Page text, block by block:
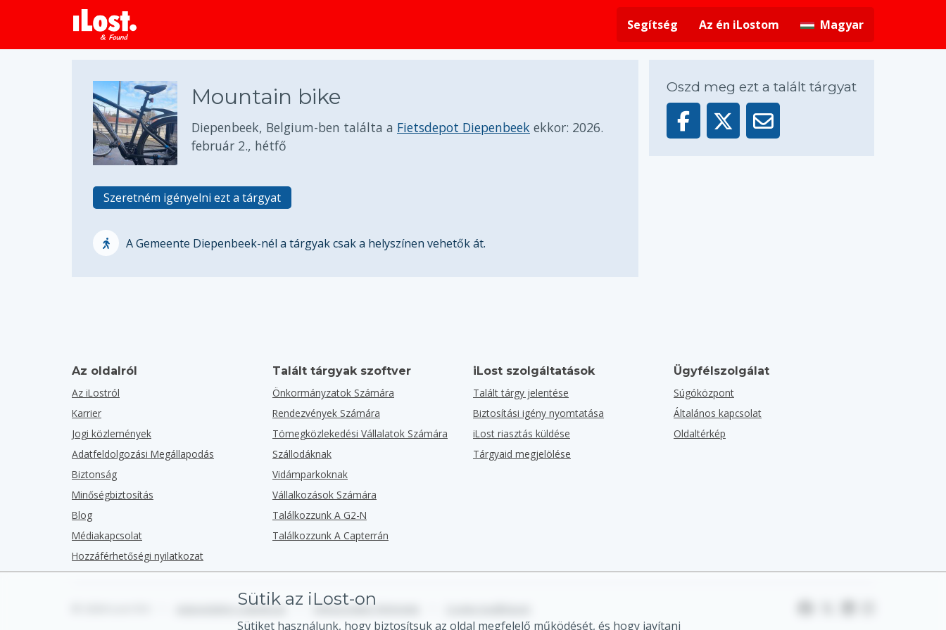
Segítség Az én iLostom Magyar
Mountain bike
Diepenbeek, Belgium-ben találta a Fietsdepot Diepenbeek ekkor: 2026.
február 2., hétfő
Szeretném igényelni ezt a tárgyat
A Gemeente Diepenbeek-nél a tárgyak csak a helyszínen vehetők át.
Oszd meg ezt a talált tárgyat
Az oldalról
Az iLostról
Karrier
Jogi közlemények
Adatfeldolgozási Megállapodás
Biztonság
Minőségbiztosítás
Blog
Médiakapcsolat
Hozzáférhetőségi nyilatkozat
Talált tárgyak szoftver
Önkormányzatok Számára
Rendezvények Számára
Tömegközlekedési Vállalatok Számára
Szállodáknak
Vidámparkoknak
Vállalkozások Számára
Találkozzunk A G2-N
Találkozzunk A Capterrán
iLost szolgáltatások
Talált tárgy jelentése
Biztosítási igény nyomtatása
iLost riasztás küldése
Tárgyaid megjelölése
Ügyfélszolgálat
Súgóközpont
Általános kapcsolat
Oldaltérkép
Adatvédelmi szabályzat • Felhasználási feltételek
Sütik az iLost-on
Sütiket használunk, hogy biztosítsuk az oldal megfelelő működését, és hogy javítani